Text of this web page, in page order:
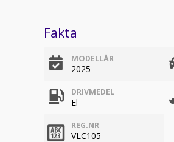
Fakta
MODELLÅR
2025
DRIVMEDEL
El
REG.NR
VLC105